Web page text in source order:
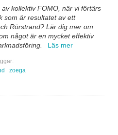
kollektiv FOMO, när vi förtärs
som är resultatet av ett
Rörstrand? Lär dig mer om
något är en mycket effektiv
Läs mer
zoega